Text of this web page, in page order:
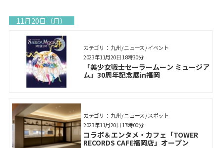
11月20日（月）
カテゴリ： 九州 / ニュース / イベント
「美少女戦士セーラームーン ミュージア
ム」30周年記念展in福岡
2023年11月20日 18時30分
カテゴリ： 九州 / ニュース / スポット
コラボ＆エンタメ・カフェ「TOWER
RECORDS CAFE福岡店」オープン
2023年11月20日 17時00分